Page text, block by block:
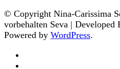
© Copyright Nina-Carissima
vorbehalten Seva | Developed
Powered by WordPress.